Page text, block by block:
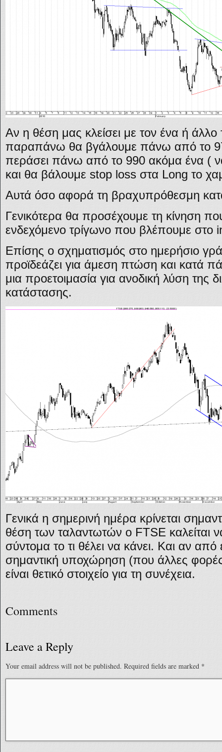
Αν η θέση μας κλείσει με τον ένα ή
παραπάνω θα βγάλουμε πάνω από το
περάσει πάνω από το 990 ακόμα ένα (
και θα βάλουμε stop loss στα Long το
Αυτά όσο αφορά τη βραχυπρόθεσμη
Γενικότερα θα προσέχουμε τη κίνηση
ενδεχόμενο τρίγωνο που βλέπουμε
Επίσης ο σχηματισμός στο ημερήσιο
προϊδεάζει για άμεση πτώση και κατά
μια προετοιμασία για ανοδική λύση της
κατάστασης.
Γενικά η σημερινή ημέρα κρίνεται
θέση των ταλαντωτών ο FTSE καλείται
σύντομα το τι θέλει να κάνει. Και αν
σημαντική υποχώρηση (που άλλες
είναι θετικό στοιχείο για τη συνέχεια.
Comments
Leave a Reply
Your email address will not be published. Required fields are marked *